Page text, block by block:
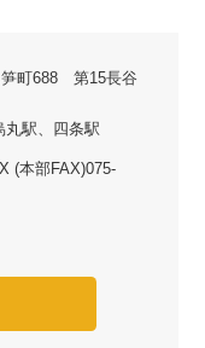
笋町688 第15長谷
丸駅、四条駅
(本部FAX)075-